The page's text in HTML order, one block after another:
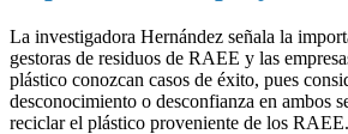
La investigadora Hernández señala la
gestoras de residuos de RAEE y las
plástico conozcan casos de éxito, pues
desconocimiento o desconfianza en ambos
reciclar el plástico proveniente de los RAEE.